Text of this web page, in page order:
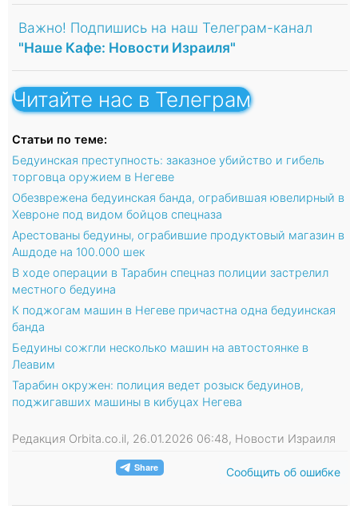
Важно! Подпишись на наш Телеграм-канал
"Наше Кафе: Новости Израиля"
Читайте нас в Телеграм
Статьи по теме:
Бедуинская преступность: заказное убийство и гибель
торговца оружием в Негеве
Обезврежена бедуинская банда, ограбившая ювелирный в
Хевроне под видом бойцов спецназа
Арестованы бедуины, ограбившие продуктовый магазин в
Ашдоде на 100.000 шек
В ходе операции в Тарабин спецназ полиции застрелил
местного бедуина
К поджогам машин в Негеве причастна одна бедуинская
банда
Бедуины сожгли несколько машин на автостоянке в
Леавим
Тарабин окружен: полиция ведет розыск бедуинов,
поджигавших машины в кибуцах Негева
Редакция Orbita.co.il, 26.01.2026 06:48, Новости Израиля
Сообщить об ошибке